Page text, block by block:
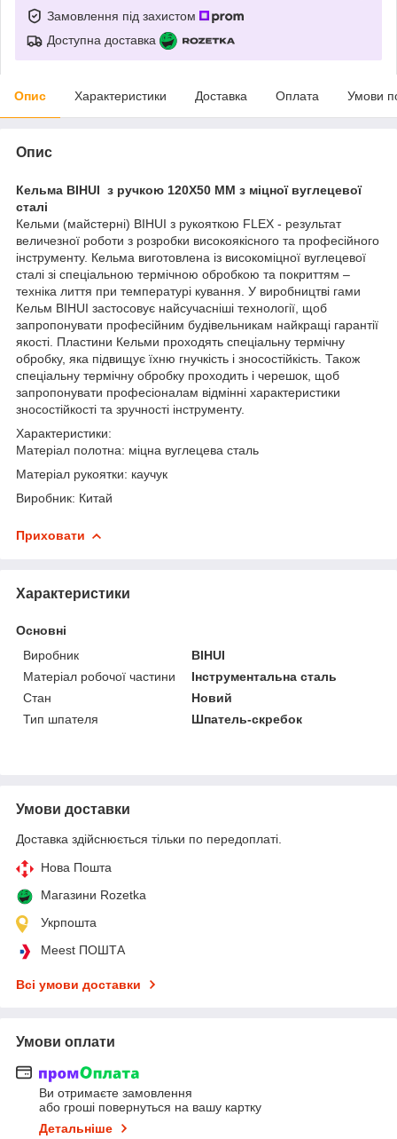
Замовлення під захистом
Доступна доставка
Опис Характеристики Доставка Оплата Умови
Опис
Кельма BIHUI з ручкою 120Х50 ММ з міцної вуглецевої
сталі
Кельми (майстерні) BIHUI з рукояткою FLEX - результат
величезної роботи з розробки високоякісного та професійного
інструменту. Кельма виготовлена із високоміцної вуглецевої
сталі зі спеціальною термічною обробкою та покриттям –
техніка лиття при температурі кування. У виробництві гами
Кельм BIHUI застосовує найсучасніші технології, щоб
запропонувати професійним будівельникам найкращі гарантії
якості. Пластини Кельми проходять спеціальну термічну
обробку, яка підвищує їхню гнучкість і зносостійкість. Також
спеціальну термічну обробку проходить і черешок, щоб
запропонувати професіоналам відмінні характеристики
зносостійкості та зручності інструменту.
Характеристики:
Матеріал полотна: міцна вуглецева сталь
Матеріал рукоятки: каучук
Виробник: Китай
Приховати
Характеристики
Основні
Виробник
BIHUI
Матеріал робочої частини
Інструментальна сталь
Стан
Новий
Тип шпателя
Шпатель-скребок
Умови доставки
Доставка здійснюється тільки по передоплаті.
Нова Пошта
Магазини Rozetka
Укрпошта
Meest ПОШТА
Всі умови доставки
Умови оплати
Ви отримаєте замовлення
або гроші повернуться на вашу картку
Детальніше